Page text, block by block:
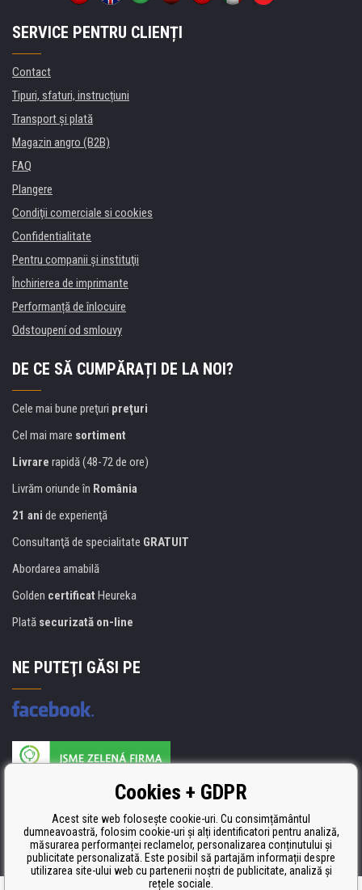
SERVICE PENTRU CLIENȚI
Contact
Tipuri, sfaturi, instrucțiuni
Transport şi plată
Magazin angro (B2B)
FAQ
Plangere
Condiţii comerciale si cookies
Confidentialitate
Pentru companii și instituţii
Închirierea de imprimante
Performanță de înlocuire
Odstoupení od smlouvy
DE CE SĂ CUMPĂRAȚI DE LA NOI?
Cele mai bune preţuri preţuri
Cel mai mare sortiment
Livrare rapidă (48-72 de ore)
Livrăm oriunde în România
21 ani de experienţă
Consultanţă de specialitate GRATUIT
Abordarea amabilă
Golden certificat Heureka
Plată securizată on-line
NE PUTEŢI GĂSI PE
Producătorul umpluturii de rezervă este certificat
ISO 9001, ISO 14001 şi STMC.Cookies + GDPR
Acest site web folosește cookie-uri. Cu consimțământul
dumneavoastră, folosim cookie-uri și alți identificatori pentru analiză,
măsurarea performanței reclamelor, personalizarea conținutului și
publicitate personalizată. Este posibil să partajăm informații despre
utilizarea site-ului web cu partenerii noștri de publicitate, analiză și
rețele sociale.